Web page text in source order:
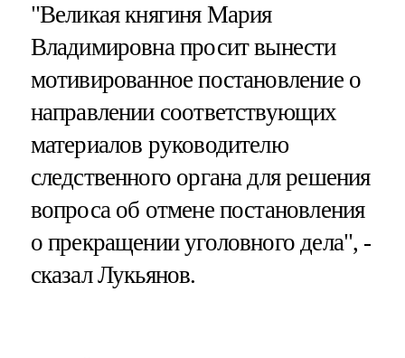
"Великая княгиня Мария
Владимировна просит вынести
мотивированное постановление о
направлении соответствующих
материалов руководителю
следственного органа для решения
вопроса об отмене постановления
о прекращении уголовного дела", -
сказал Лукьянов.